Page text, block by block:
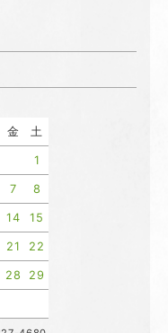
金 土
1
7 8
14 15
21 22
28 29